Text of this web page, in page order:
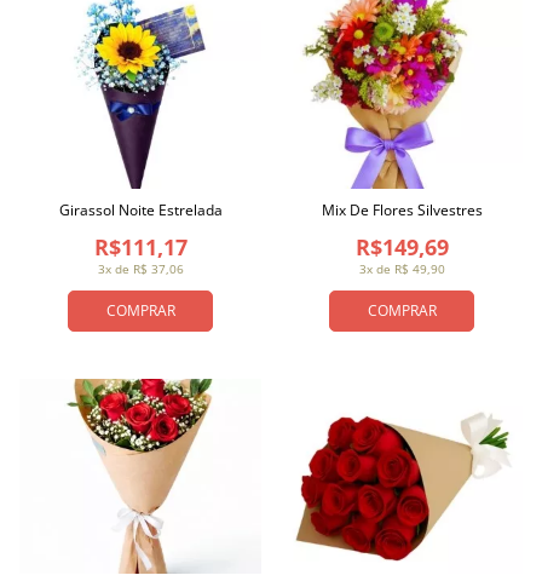
COMPRAR
3x de R$ 37,06
R$111,17
Girassol Noite Estrelada
COMPRAR
3x de R$ 49,90
R$149,69
Mix De Flores Silvestres